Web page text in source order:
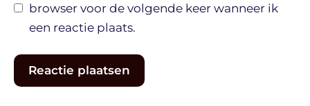
browser voor de volgende keer wanneer ik
een reactie plaats.